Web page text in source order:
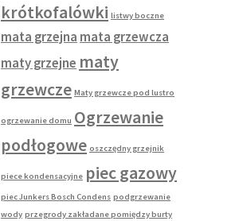
krótkofalówki listwy boczne
mata grzejna mata grzewcza
maty grzejne maty
grzewcze Maty grzewcze pod lustro
ogrzewanie domu Ogrzewanie
podłogowe oszczędny grzejnik
piece kondensacyjne piec gazowy
piec Junkers Bosch Condens podgrzewanie
wody przegrody zakładane pomiędzy burty